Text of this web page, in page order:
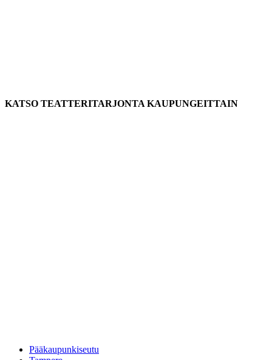
KATSO TEATTERITARJONTA KAUPUNGEITTAIN
Pääkaupunkiseutu